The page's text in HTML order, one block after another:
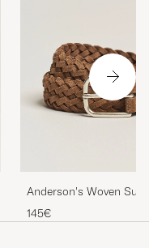
Anderson's Woven
cm Light Brown
145€